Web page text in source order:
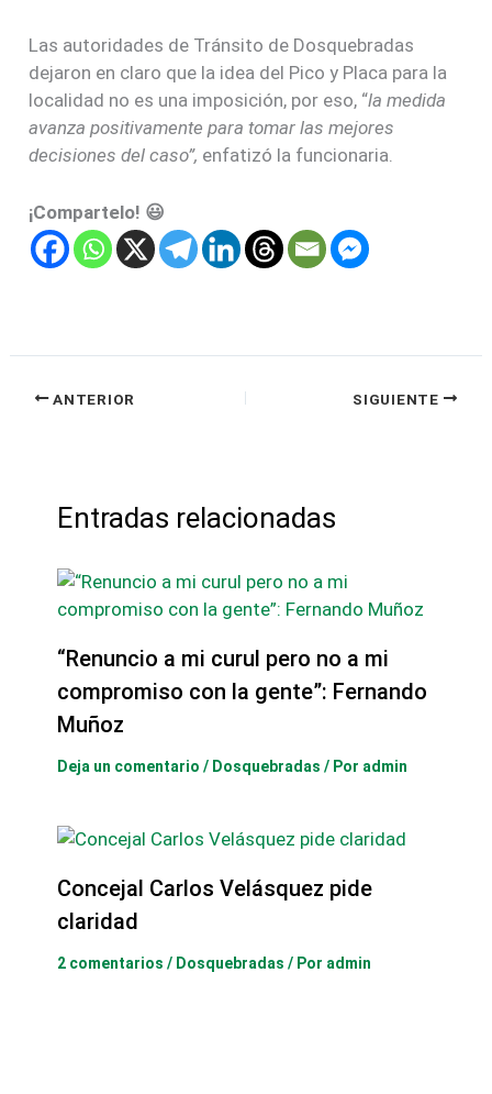
Las autoridades de Tránsito de Dosquebradas
dejaron en claro que la idea del Pico y Placa para la
localidad no es una imposición, por eso, “la medida
avanza positivamente para tomar las mejores
decisiones del caso”, enfatizó la funcionaria.
¡Compartelo! 😃
ANTERIOR SIGUIENTE
Entradas relacionadas
“Renuncio a mi curul pero no a mi
compromiso con la gente”: Fernando
Muñoz
Deja un comentario / Dosquebradas / Por admin
Concejal Carlos Velásquez pide
claridad
2 comentarios / Dosquebradas / Por admin